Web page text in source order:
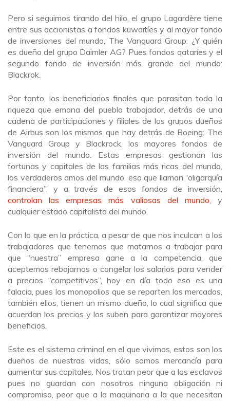
Pero si seguimos tirando del hilo, el grupo Lagardère tiene
entre sus accionistas a fondos kuwaitíes y al mayor fondo
de inversiones del mundo, The Vanguard Group. ¿Y quién
es dueño del grupo Daimler AG? Pues fondos qataríes y el
segundo fondo de inversión más grande del mundo:
Blackrok.
Por tanto, los beneficiarios finales que parasitan toda la
riqueza que emana del pueblo trabajador, detrás de una
cadena de participaciones y filiales de los grupos dueños
de Airbus son los mismos que hay detrás de Boeing: The
Vanguard Group y Blackrock, los mayores fondos de
inversión del mundo. Estas empresas gestionan las
fortunas y capitales de las familias más ricas del mundo,
los verdaderos amos del mundo, eso que llaman “oligarquía
financiera”, y a través de esos fondos de inversión,
controlan las empresas más valiosas del mundo , y
cualquier estado capitalista del mundo.
Con lo que en la práctica, a pesar de que nos inculcan a los
trabajadores que tenemos que matarnos a trabajar para
que “nuestra” empresa gane a la competencia, que
aceptemos rebajarnos o congelar los salarios para vender
a precios “competitivos”, hoy en día todo eso es una
falacia, pues los monopolios que se reparten los mercados,
también ellos, tienen un mismo dueño, lo cual significa que
acuerdan los precios y los suben para garantizar mayores
beneficios.
Este es el sistema criminal en el que vivimos, estos son los
dueños de nuestras vidas, sólo somos mercancía para
aumentar sus capitales. Nos tratan peor que a los esclavos
pues no guardan con nosotros ninguna obligación ni
compromiso, peor que a la maquinaria a la que necesitan